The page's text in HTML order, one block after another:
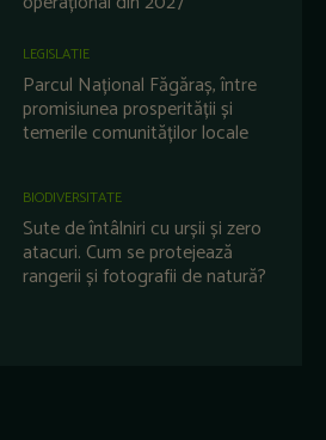
LEGISLATIE
Parcul Național Făgăraș, între
promisiunea prosperității și
temerile comunităților locale
BIODIVERSITATE
Sute de întâlniri cu urșii și zero
atacuri. Cum se protejează
rangerii și fotografii de natură?